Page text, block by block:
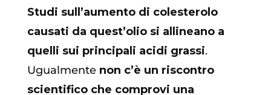
Studi sull’aumento di colesterolo
causati da quest’olio si allineano a
quelli sui principali acidi grassi.
Ugualmente non c’è un riscontro
scientifico che comprovi una